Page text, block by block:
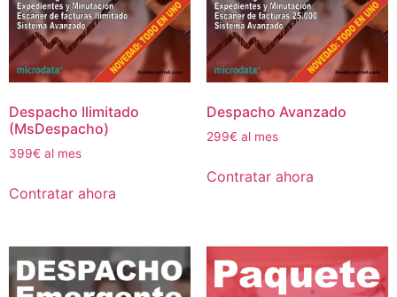
Despacho Ilimitado
(MsDespacho)
399€ al mes
Contratar ahora
Despacho Avanzado
299€ al mes
Contratar ahora